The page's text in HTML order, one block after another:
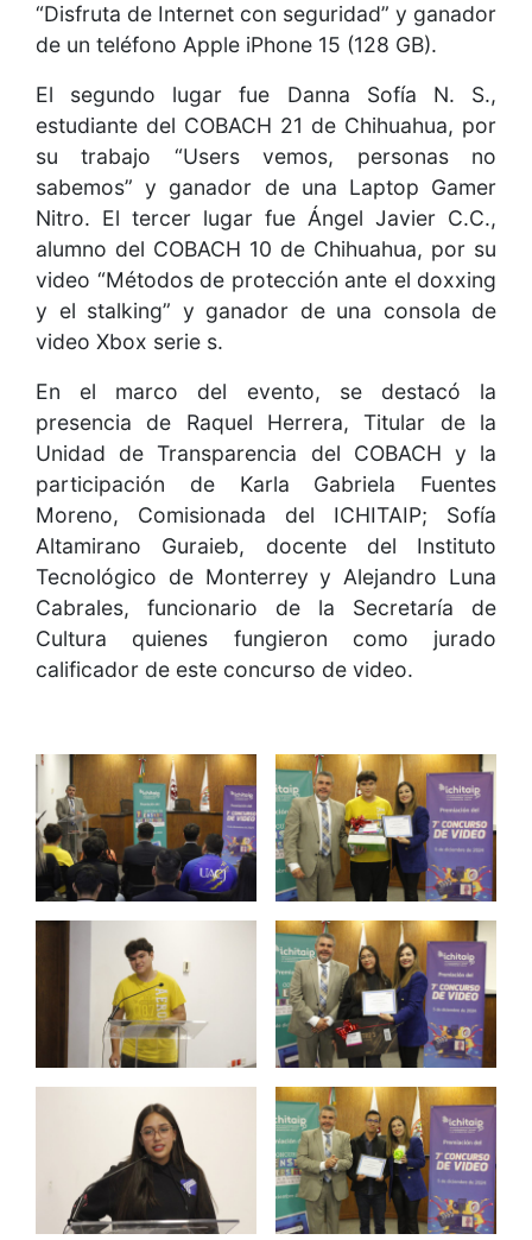
“Disfruta de Internet con seguridad” y ganador
de un teléfono Apple iPhone 15 (128 GB).
El segundo lugar fue Danna Sofía N. S.,
estudiante del COBACH 21 de Chihuahua, por
su trabajo “Users vemos, personas no
sabemos” y ganador de una Laptop Gamer
Nitro. El tercer lugar fue Ángel Javier C.C.,
alumno del COBACH 10 de Chihuahua, por su
video “Métodos de protección ante el doxxing
y el stalking” y ganador de una consola de
video Xbox serie s.
En el marco del evento, se destacó la
presencia de Raquel Herrera, Titular de la
Unidad de Transparencia del COBACH y la
participación de Karla Gabriela Fuentes
Moreno, Comisionada del ICHITAIP; Sofía
Altamirano Guraieb, docente del Instituto
Tecnológico de Monterrey y Alejandro Luna
Cabrales, funcionario de la Secretaría de
Cultura quienes fungieron como jurado
calificador de este concurso de video.